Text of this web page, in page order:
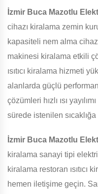
İzmir Buca Mazotlu
cihazı kiralama zemin
kapasiteli nem alma
makinesi kiralama etkili
ısıtıcı kiralama hizmeti
alanlarda güçlü
çözümleri hızlı ısı
sürede istenilen sıcaklığa
İzmir Buca Mazotlu
kiralama sanayi tipi elektrikli
kiralama restoran ısıtıcı
hemen iletişime geçin.